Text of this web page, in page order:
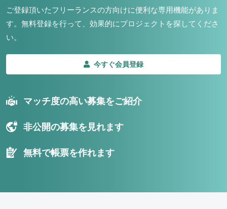
ご登録頂いたフリーランスの方向けに便利な専用機能がありま
す。 無料登録を行って、効果的にプロジェクトを探してくださ
い。
今すぐ会員登録
マッチ度の高い募集をご紹介
非公開の募集を見れます
無料で帳票を作れます